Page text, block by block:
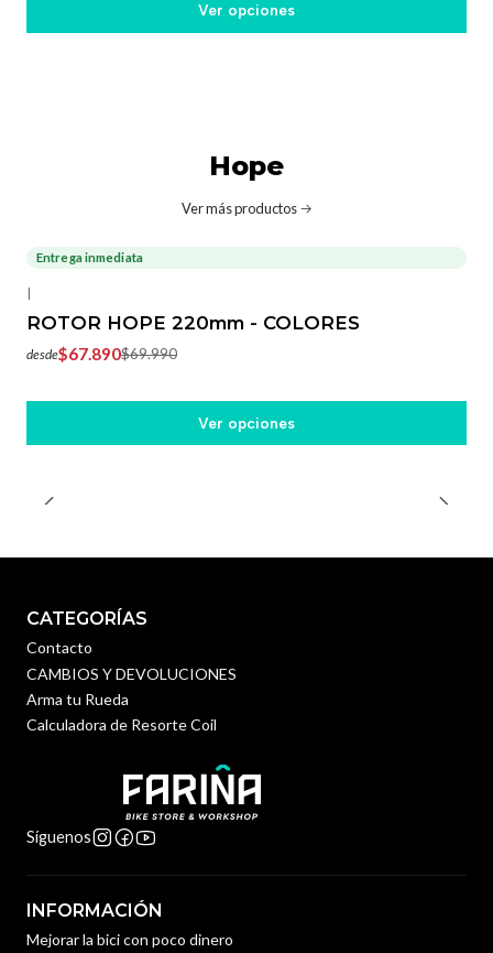
Ver opciones
Hope
Ver más productos
-3%OFF
Entrega inmediata
|
ROTOR HOPE 220mm - COLORES
desde$67.890$69.990
Ver opciones
CATEGORÍAS
Contacto
CAMBIOS Y DEVOLUCIONES
Arma tu Rueda
Calculadora de Resorte Coil
Síguenos
INFORMACIÓN
Mejorar la bici con poco dinero